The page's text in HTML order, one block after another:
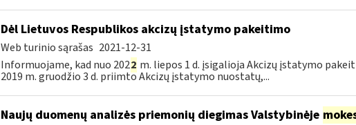
Dėl Lietuvos Respublikos akcizų įstatymo pakeitimo
Web turinio sąrašas 2021-12-31
Informuojame, kad nuo 2022 m. liepos 1 d. įsigalioja Akcizų įstatymo
2019 m. gruodžio 3 d. priimto Akcizų įstatymo nuostatų,...
Naujų duomenų analizės priemonių diegimas Valstybinėje